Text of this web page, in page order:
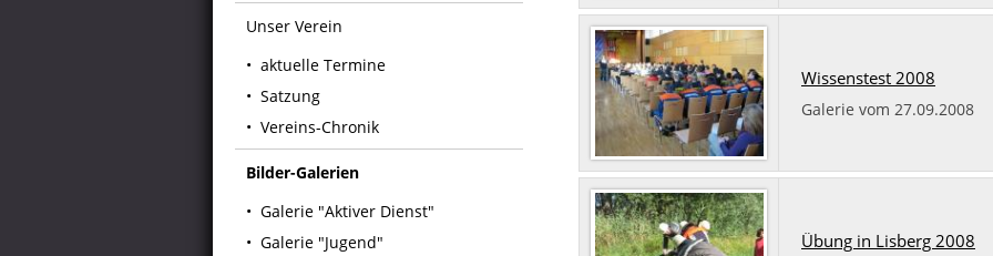
Unser Verein
aktuelle Termine
Satzung
Vereins-Chronik
Bilder-Galerien
Galerie "Aktiver Dienst"
Galerie "Jugend"
Wissenstest 2008
Galerie vom 27.09.2008
Übung in Lisberg 2008